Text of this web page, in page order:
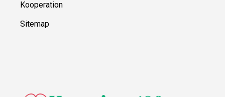
Kooperation
Sitemap